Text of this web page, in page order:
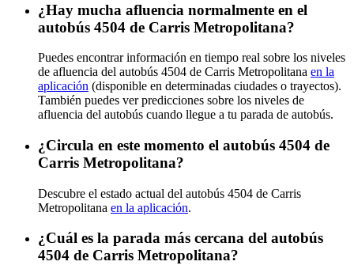
¿Hay mucha afluencia normalmente en el
autobús 4504 de Carris Metropolitana?
Puedes encontrar información en tiempo real sobre los niveles
de afluencia del autobús 4504 de Carris Metropolitana en la
aplicación (disponible en determinadas ciudades o trayectos).
También puedes ver predicciones sobre los niveles de
afluencia del autobús cuando llegue a tu parada de autobús.
¿Circula en este momento el autobús 4504 de
Carris Metropolitana?
Descubre el estado actual del autobús 4504 de Carris
Metropolitana en la aplicación.
¿Cuál es la parada más cercana del autobús
4504 de Carris Metropolitana?